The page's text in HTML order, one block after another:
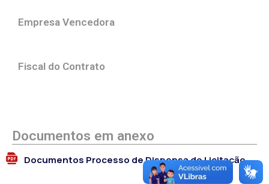
Empresa Vencedora
Fiscal do Contrato
Documentos em anexo
Documentos Processo de Dispensa de Licitação